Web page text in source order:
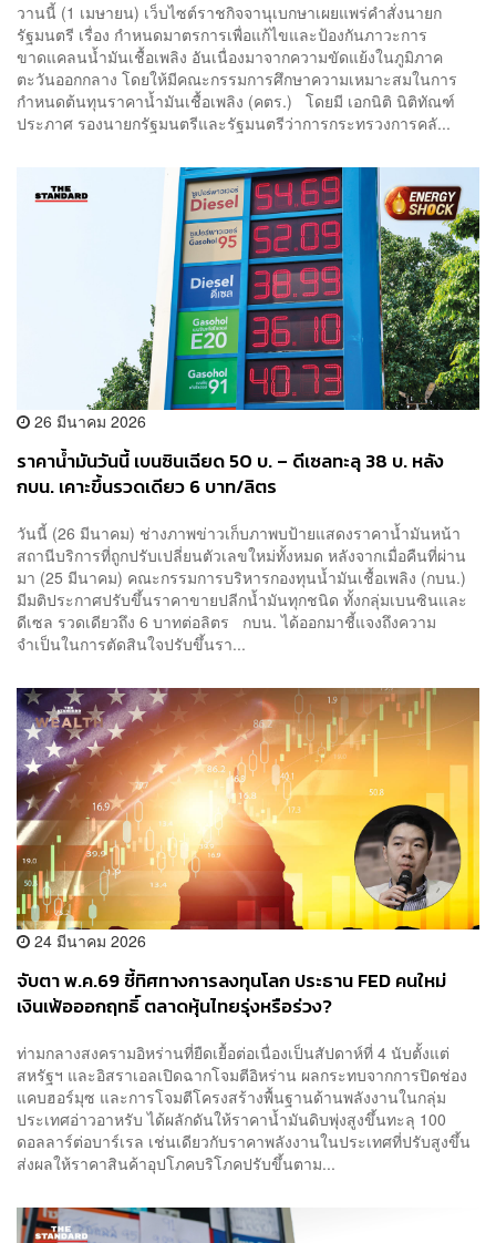
วานนี้ (1 เมษายน) เว็บไซต์ราชกิจจานุเบกษาเผยแพร่คำสั่งนายก
รัฐมนตรี เรื่อง กำหนดมาตรการเพื่อแก้ไขและป้องกันภาวะการ
ขาดแคลนน้ำมันเชื้อเพลิง อันเนื่องมาจากความขัดแย้งในภูมิภาค
ตะวันออกกลาง โดยให้มีคณะกรรมการศึกษาความเหมาะสมในการ
กำหนดต้นทุนราคาน้ำมันเชื้อเพลิง (คตร.) โดยมี เอกนิติ นิติทัณฑ์
ประภาศ รองนายกรัฐมนตรีและรัฐมนตรีว่าการกระทรวงการคลั...
26 มีนาคม 2026
ราคาน้ำมันวันนี้ เบนซินเฉียด 50 บ. – ดีเซลทะลุ 38 บ. หลัง
กบน. เคาะขึ้นรวดเดียว 6 บาท/ลิตร
วันนี้ (26 มีนาคม) ช่างภาพข่าวเก็บภาพบป้ายแสดงราคาน้ำมันหน้า
สถานีบริการที่ถูกปรับเปลี่ยนตัวเลขใหม่ทั้งหมด หลังจากเมื่อคืนที่ผ่าน
มา (25 มีนาคม) คณะกรรมการบริหารกองทุนน้ำมันเชื้อเพลิง (กบน.)
มีมติประกาศปรับขึ้นราคาขายปลีกน้ำมันทุกชนิด ทั้งกลุ่มเบนซินและ
ดีเซล รวดเดียวถึง 6 บาทต่อลิตร กบน. ได้ออกมาชี้แจงถึงความ
จำเป็นในการตัดสินใจปรับขึ้นรา...
24 มีนาคม 2026
จับตา พ.ค.69 ชี้ทิศทางการลงทุนโลก ประธาน FED คนใหม่
เงินเฟ้อออกฤทธิ์ ตลาดหุ้นไทยรุ่งหรือร่วง?
ท่ามกลางสงครามอิหร่านที่ยืดเยื้อต่อเนื่องเป็นสัปดาห์ที่ 4 นับตั้งแต่
สหรัฐฯ และอิสราเอลเปิดฉากโจมตีอิหร่าน ผลกระทบจากการปิดช่อง
แคบฮอร์มุซ และการโจมตีโครงสร้างพื้นฐานด้านพลังงานในกลุ่ม
ประเทศอ่าวอาหรับ ได้ผลักดันให้ราคาน้ำมันดิบพุ่งสูงขึ้นทะลุ 100
ดอลลาร์ต่อบาร์เรล เช่นเดียวกับราคาพลังงานในประเทศที่ปรับสูงขึ้น
ส่งผลให้ราคาสินค้าอุปโภคบริโภคปรับขึ้นตาม...